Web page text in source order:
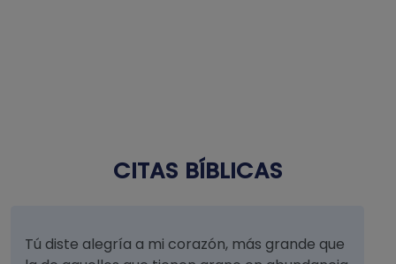
CITAS BÍBLICAS
Tú diste alegría a mi corazón, más grande que